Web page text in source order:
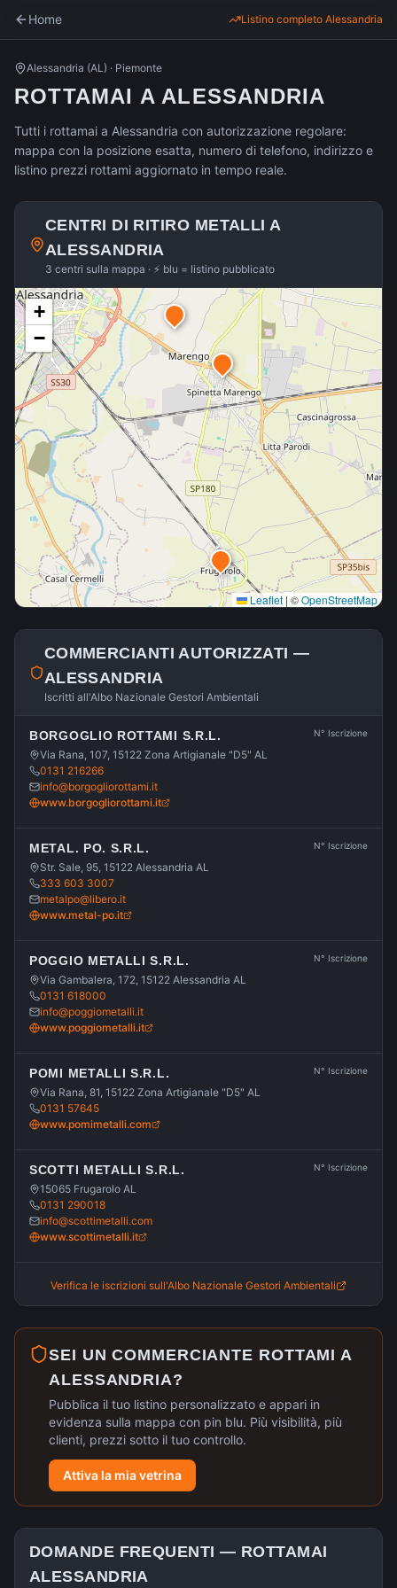
Home Listino completo Alessandria
Alessandria (AL) · Piemonte
ROTTAMAI A ALESSANDRIA
Tutti i rottamai a Alessandria con autorizzazione regolare:
mappa con la posizione esatta, numero di telefono, indirizzo e
listino prezzi rottami aggiornato in tempo reale.
CENTRI DI RITIRO METALLI A
ALESSANDRIA
3 centri sulla mappa · ⚡ blu = listino pubblicato
+
−
Leaflet | ©OpenStreetMap
COMMERCIANTI AUTORIZZATI —
ALESSANDRIA
Iscritti all'Albo Nazionale Gestori Ambientali
BORGOGLIO ROTTAMI S.R.L.
Via Rana, 107, 15122 Zona Artigianale "D5" AL
0131 216266
info@borgogliorottami.it
www.borgogliorottami.it
N° Iscrizione
METAL. PO. S.R.L.
Str. Sale, 95, 15122 Alessandria AL
333 603 3007
metalpo@libero.it
www.metal-po.it
N° Iscrizione
POGGIO METALLI S.R.L.
Via Gambalera, 172, 15122 Alessandria AL
0131 618000
info@poggiometalli.it
www.poggiometalli.it
N° Iscrizione
POMI METALLI S.R.L.
Via Rana, 81, 15122 Zona Artigianale "D5" AL
0131 57645
www.pomimetalli.com
N° Iscrizione
SCOTTI METALLI S.R.L.
15065 Frugarolo AL
0131 290018
info@scottimetalli.com
www.scottimetalli.it
N° Iscrizione
Verifica le iscrizioni sull'Albo Nazionale Gestori Ambientali
SEI UN COMMERCIANTE ROTTAMI A
ALESSANDRIA?
Pubblica il tuo listino personalizzato e appari in
evidenza sulla mappa con pin blu. Più visibilità, più
clienti, prezzi sotto il tuo controllo.
Attiva la mia vetrina
DOMANDE FREQUENTI — ROTTAMAI
ALESSANDRIA